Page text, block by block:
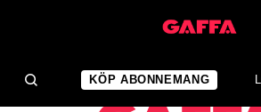
KÖP ABONNEMANG